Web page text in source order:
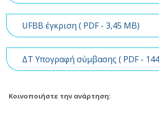
UFBB έγκριση ( PDF- 3,45 MB)
ΔΤ Υπογραφή σύμβασης ( PDF-
Κοινοποιήστε την ανάρτηση: